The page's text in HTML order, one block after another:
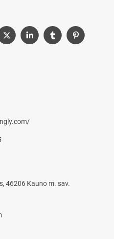
46206 Kauno m. sav.